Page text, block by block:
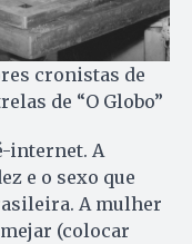
cronistas de
de “O Globo”
internet. A
e o sexo que
A mulher
(colocar